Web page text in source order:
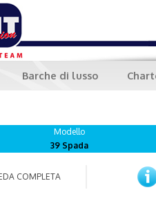
Barche di lusso
Modello
39 Spada
COMPLETA